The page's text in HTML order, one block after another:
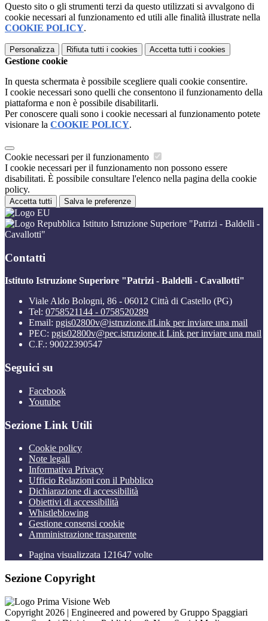
Questo sito o gli strumenti terzi da questo utilizzati si avvalgono di
cookie necessari al funzionamento ed utili alle finalità illustrate nella
COOKIE POLICY.
Personalizza Rifiuta tutti i cookies Accetta tutti i cookies
Gestione cookie
In questa schermata è possibile scegliere quali cookie consentire.
I cookie necessari sono quelli che consentono il funzionamento della
piattaforma e non è possibile disabilitarli.
Per conoscere quali sono i cookie necessari al funzionamento potete
visionare la COOKIE POLICY.
Cookie necessari per il funzionamento
I cookie necessari per il funzionamento non possono essere
disabilitati. È possibile consultare l'elenco nella pagina della cookie
policy.
Accetta tutti Salva le preferenze
Istituto Istruzione Superiore "Patrizi - Baldelli -
Cavallotti"
Contatti
Istituto Istruzione Superiore "Patrizi - Baldelli - Cavallotti"
Viale Aldo Bologni, 86 - 06012 Città di Castello (PG)
Tel: 0758521144 - 0758520289
Email: pgis02800v@istruzione.itLink per inviare una mail
PEC: pgis02800v@pec.istruzione.it Link per inviare una mail
C.F.: 90022390547
Seguici su
Facebook
Youtube
Sezione Link Utili
Cookie policy
Note legali
Informativa Privacy
Ufficio Relazioni con il Pubblico
Dichiarazione di accessibilità
Obiettivi di accessibilità
Whistleblowing
Gestione consensi cookie
Amministrazione trasparente
Pagina visualizzata 121647 volte
Sezione Copyright
Copyright 2026 | Engineered and powered by Gruppo Spaggiari